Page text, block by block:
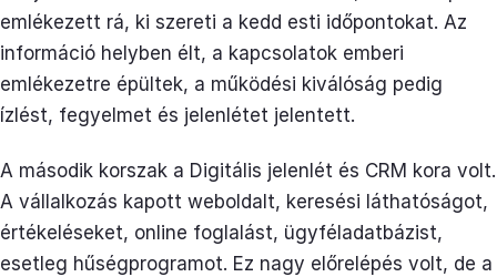
emlékezett rá, ki szereti a kedd esti időpontokat. Az
információ helyben élt, a kapcsolatok emberi
emlékezetre épültek, a működési kiválóság pedig
ízlést, fegyelmet és jelenlétet jelentett.
A második korszak a Digitális jelenlét és CRM kora volt.
A vállalkozás kapott weboldalt, keresési láthatóságot,
értékeléseket, online foglalást, ügyféladatbázist,
esetleg hűségprogramot. Ez nagy előrelépés volt, de a